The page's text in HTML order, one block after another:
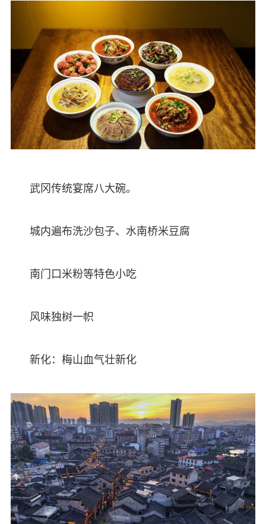
武冈传统宴席八大碗。
城内遍布洗沙包子、水南桥米豆腐
南门口米粉等特色小吃
风味独树一帜
新化：梅山血气壮新化